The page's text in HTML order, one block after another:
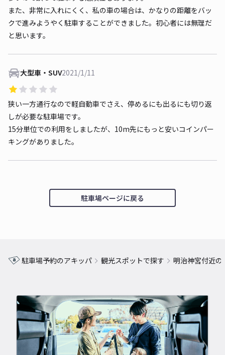
また、非常に入れにくく、私の車の場合は、かなりの距離をバッ
クで進みようやく駐車することができました。初心者には無理だ
と思います。
大型車・SUV2021/1/11
狭い一方通行なので軽自動車でさえ、停めるにも出るにも切り返
しが必要な駐車場です。
15分単位での利用をしましたが、10m先にもっと安いコインパー
キングがありました。
駐車場ページに戻る
駐車場予約のアキッパ 観光スポットで探す 明治神宮付近の